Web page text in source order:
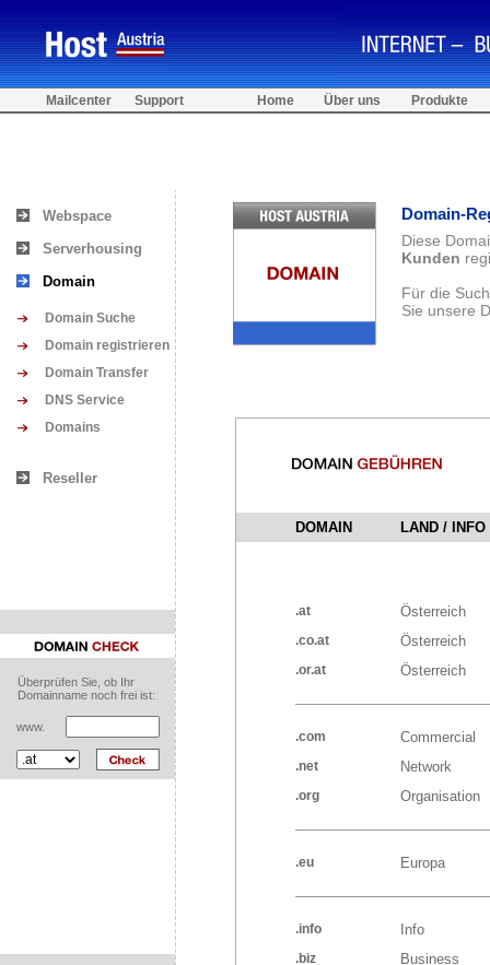
Mailcenter Support Home Über uns Produkte
Domain-
Diese
Kunden
Für die
Sie unsere
DOMAIN LAND / INFO
.at Österreich
.co.at Österreich
.or.at Österreich
.com Commercial
.net Network
.org Organisation
.eu Europa
.info Info
.biz Business
Webspace
Serverhousing
Domain
Domain Suche
Domain registrieren
Domain Transfer
DNS Service
Domains
Reseller
Überprüfen Sie, ob Ihr
Domainname noch frei ist:
www.